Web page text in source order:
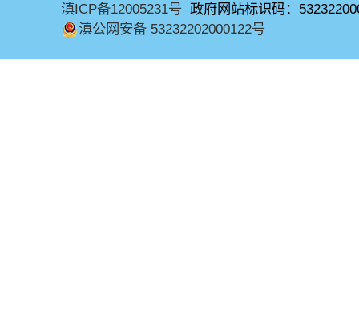
滇ICP备12005231号 政府网站标识码：
滇公网安备 53232202000122号